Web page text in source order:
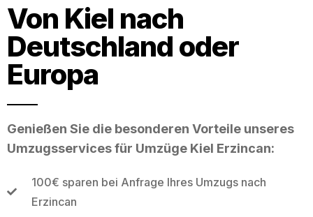
Von Kiel nach
Deutschland oder
Europa
Genießen Sie die besonderen Vorteile unseres
Umzugsservices für Umzüge Kiel Erzincan:
100€ sparen bei Anfrage Ihres Umzugs nach
Erzincan